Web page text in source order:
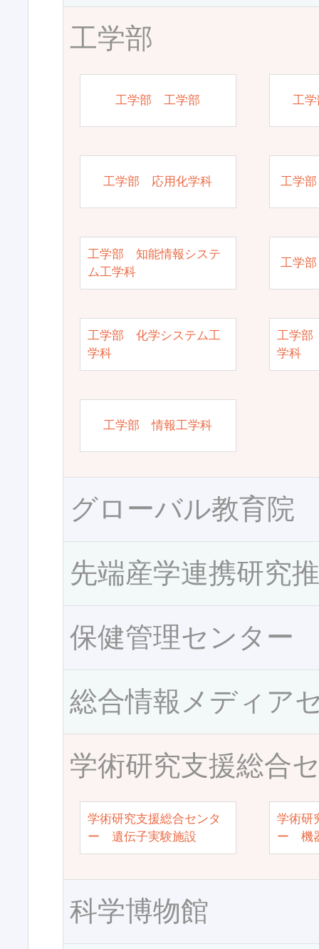
工学部
工学部 工学部 工
工学部 応用化学科 工学
工学部 知能情報システ
ム工学科
工学
工学部 化学システム工
学科
工学部
学科
工学部 情報工学科
グローバル教育院
先端産学連携研究
保健管理センター
総合情報メディア
学術研究支援総合
学術研究支援総合センタ
ー 遺伝子実験施設
学術研
ー 機
科学博物館